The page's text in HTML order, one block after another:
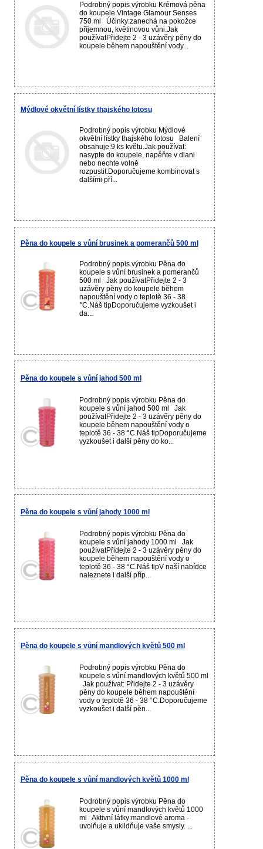
Podrobný popis výrobku Krémová pěna
do koupele Vintage Glamour Senses
750 ml Účinky:zanechá na pokožce
příjemnou, květinovou vůni.Jak
používatPřidejte 2 - 3 uzávěry pěny do
koupele během napouštění vody...
Mýdlové okvětní lístky thajského lotosu
Podrobný popis výrobku Mýdlové
okvětní lístky thajského lotosu Balení
obsahuje:9 ks květu.Jak používat:
nasypte do koupele, napěňte v dlani
nebo nechte volně
rozpustit.Doporučujeme kombinovat s
dalšími pří...
Pěna do koupele s vůní brusinek a pomerančů 500 ml
Podrobný popis výrobku Pěna do
koupele s vůní brusinek a pomerančů
500 ml Jak používatPřidejte 2 - 3
uzávěry pěny do koupele během
napouštění vody o teplotě 36 - 38
°C.Náš tipDoporučujeme vyzkoušet i
da...
Pěna do koupele s vůní jahod 500 ml
Podrobný popis výrobku Pěna do
koupele s vůní jahod 500 ml Jak
používatPřidejte 2 - 3 uzávěry pěny do
koupele během napouštění vody o
teplotě 36 - 38 °C.Náš tipDoporučujeme
vyzkoušet i další pěny do ko...
Pěna do koupele s vůní jahody 1000 ml
Podrobný popis výrobku Pěna do
koupele s vůní jahody 1000 ml Jak
používatPřidejte 2 - 3 uzávěry pěny do
koupele během napouštění vody o
teplotě 36 - 38 °C.Náš tipV naší nabídce
naleznete i další příp...
Pěna do koupele s vůní mandlových květů 500 ml
Podrobný popis výrobku Pěna do
koupele s vůní mandlových květů 500 ml
Jak používat: Přidejte 2 - 3 uzávěry
pěny do koupele během napouštění
vody o teplotě 36 - 38 °C.Doporučujeme
vyzkoušet i další pěn...
Pěna do koupele s vůní mandlových květů 1000 ml
Podrobný popis výrobku Pěna do
koupele s vůní mandlových květů 1000
ml Aktivní látky:mandlové aroma -
uvolňuje a uklidňuje vaše smysly. ...